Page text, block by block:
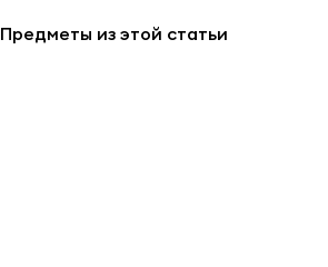
Предметы из этой статьи